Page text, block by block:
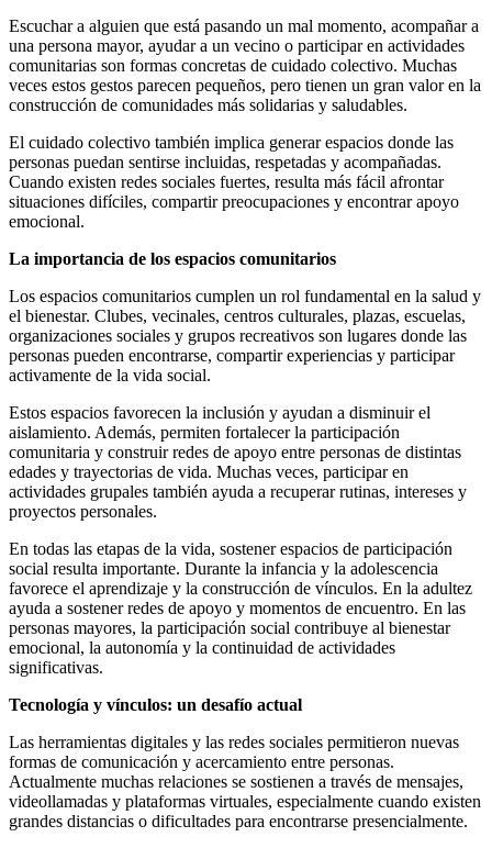
Escuchar a alguien que está pasando un mal momento, acompañar a
una persona mayor, ayudar a un vecino o participar en actividades
comunitarias son formas concretas de cuidado colectivo. Muchas
veces estos gestos parecen pequeños, pero tienen un gran valor en la
construcción de comunidades más solidarias y saludables.
El cuidado colectivo también implica generar espacios donde las
personas puedan sentirse incluidas, respetadas y acompañadas.
Cuando existen redes sociales fuertes, resulta más fácil afrontar
situaciones difíciles, compartir preocupaciones y encontrar apoyo
emocional.
La importancia de los espacios comunitarios
Los espacios comunitarios cumplen un rol fundamental en la salud y
el bienestar. Clubes, vecinales, centros culturales, plazas, escuelas,
organizaciones sociales y grupos recreativos son lugares donde las
personas pueden encontrarse, compartir experiencias y participar
activamente de la vida social.
Estos espacios favorecen la inclusión y ayudan a disminuir el
aislamiento. Además, permiten fortalecer la participación
comunitaria y construir redes de apoyo entre personas de distintas
edades y trayectorias de vida. Muchas veces, participar en
actividades grupales también ayuda a recuperar rutinas, intereses y
proyectos personales.
En todas las etapas de la vida, sostener espacios de participación
social resulta importante. Durante la infancia y la adolescencia
favorece el aprendizaje y la construcción de vínculos. En la adultez
ayuda a sostener redes de apoyo y momentos de encuentro. En las
personas mayores, la participación social contribuye al bienestar
emocional, la autonomía y la continuidad de actividades
significativas.
Tecnología y vínculos: un desafío actual
Las herramientas digitales y las redes sociales permitieron nuevas
formas de comunicación y acercamiento entre personas.
Actualmente muchas relaciones se sostienen a través de mensajes,
videollamadas y plataformas virtuales, especialmente cuando existen
grandes distancias o dificultades para encontrarse presencialmente.